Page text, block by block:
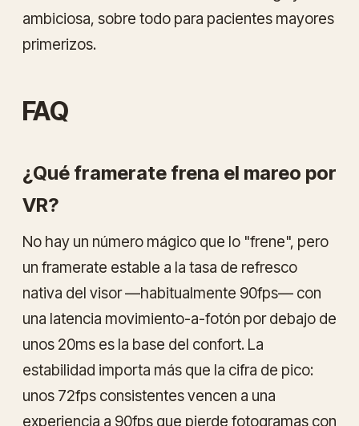
ambiciosa, sobre todo para pacientes mayores
primerizos.
FAQ
¿Qué framerate frena el mareo por
VR?
No hay un número mágico que lo "frene", pero
un framerate estable a la tasa de refresco
nativa del visor —habitualmente 90fps— con
una latencia movimiento-a-fotón por debajo de
unos 20ms es la base del confort. La
estabilidad importa más que la cifra de pico:
unos 72fps consistentes vencen a una
experiencia a 90fps que pierde fotogramas con